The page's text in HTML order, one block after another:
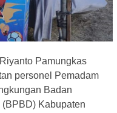
Pamungkas
personel Pemadam
Badan
Kabupaten